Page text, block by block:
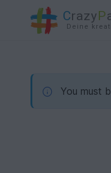
CrazyP
Deine
You must